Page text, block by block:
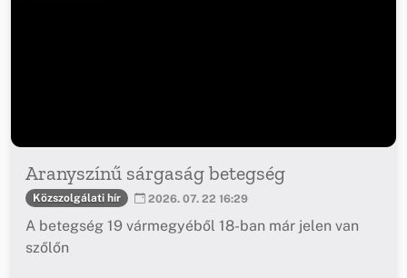
Aranyszínű sárgaság betegség
Közszolgálati hír 2026. 07. 22 16:29
A betegség 19 vármegyéből 18-ban már jelen van
szőlőn